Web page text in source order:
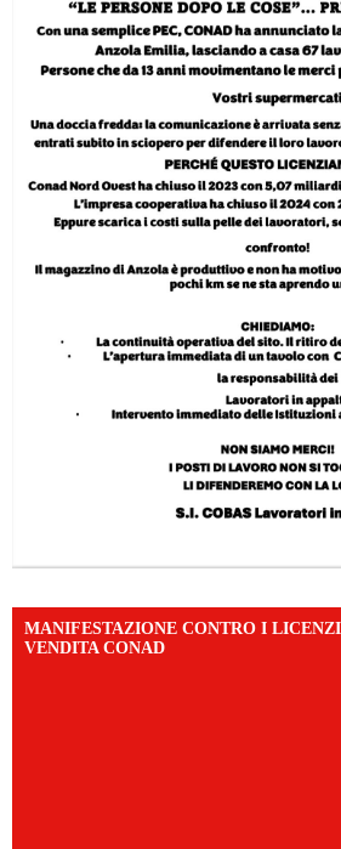
MANIFESTAZIONE CONTRO I
VENDITA CONAD